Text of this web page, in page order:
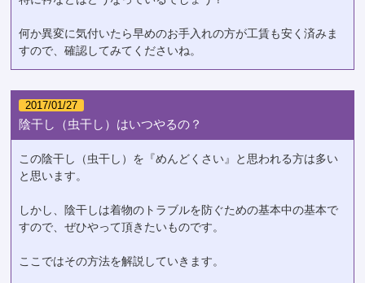
何か異変に気付いたら早めのお手入れの方が工賃も安く済みま
すので、確認してみてくださいね。
2017/01/27
陰干し（虫干し）はいつやるの？
この陰干し（虫干し）を『めんどくさい』と思われる方は多い
と思います。
しかし、陰干しは着物のトラブルを防ぐための基本中の基本で
すので、ぜひやって頂きたいものです。
ここではその方法を解説していきます。